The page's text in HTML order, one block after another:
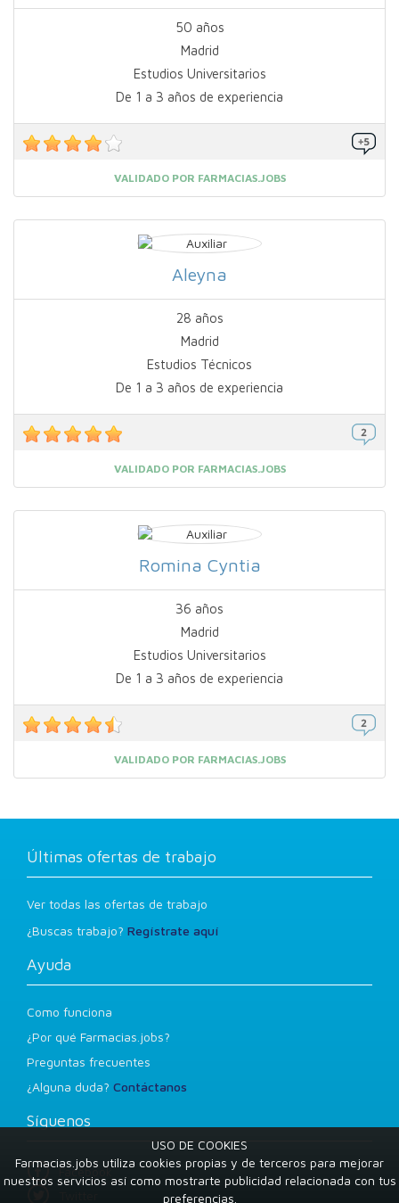
50 años
Madrid
Estudios Universitarios
De 1 a 3 años de experiencia
VALIDADO POR FARMACIAS.JOBS
Aleyna
28 años
Madrid
Estudios Técnicos
De 1 a 3 años de experiencia
VALIDADO POR FARMACIAS.JOBS
Romina Cyntia
36 años
Madrid
Estudios Universitarios
De 1 a 3 años de experiencia
VALIDADO POR FARMACIAS.JOBS
Últimas ofertas de trabajo
Ver todas las ofertas de trabajo
¿Buscas trabajo? Regístrate aquí
Ayuda
Como funciona
¿Por qué Farmacias.jobs?
Preguntas frecuentes
¿Alguna duda? Contáctanos
Síguenos
Facebook
USO DE COOKIES
Farmacias.jobs utiliza cookies propias y de terceros para mejorar
nuestros servicios así como mostrarte publicidad relacionada con tus
preferencias.